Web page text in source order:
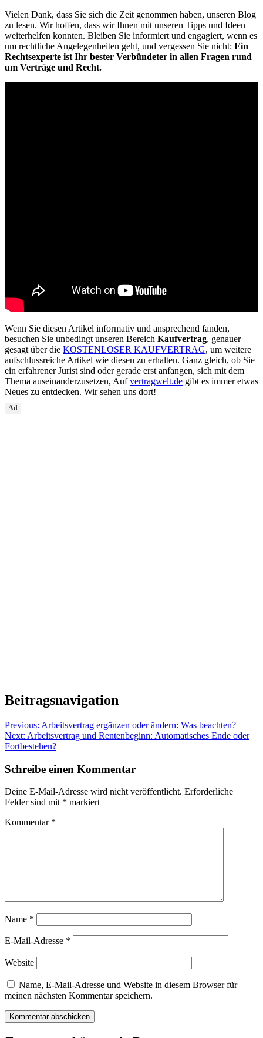
Vielen Dank, dass Sie sich die Zeit genommen haben, unseren Blog
zu lesen. Wir hoffen, dass wir Ihnen mit unseren Tipps und Ideen
weiterhelfen konnten. Bleiben Sie informiert und engagiert, wenn es
um rechtliche Angelegenheiten geht, und vergessen Sie nicht: Ein
Rechtsexperte ist Ihr bester Verbündeter in allen Fragen rund
um Verträge und Recht.
Wenn Sie diesen Artikel informativ und ansprechend fanden,
besuchen Sie unbedingt unseren Bereich Kaufvertrag, genauer
gesagt über die KOSTENLOSER KAUFVERTRAG, um weitere
aufschlussreiche Artikel wie diesen zu erhalten. Ganz gleich, ob Sie
ein erfahrener Jurist sind oder gerade erst anfangen, sich mit dem
Thema auseinanderzusetzen, Aufvertragwelt.de gibt es immer etwas
Neues zu entdecken. Wir sehen uns dort!
Ad
Beitragsnavigation
Previous: Arbeitsvertrag ergänzen oder ändern: Was beachten?
Next: Arbeitsvertrag und Rentenbeginn: Automatisches Ende oder
Fortbestehen?
Schreibe einen Kommentar
Deine E-Mail-Adresse wird nicht veröffentlicht. Erforderliche
Felder sind mit * markiert
Kommentar *
Name *
E-Mail-Adresse *
Website
Name, E-Mail-Adresse und Website in diesem Browser für
meinen nächsten Kommentar speichern.